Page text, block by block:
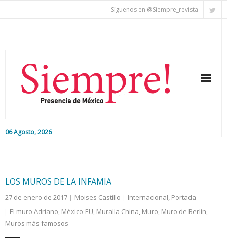
Síguenos en @Siempre_revista
06 Agosto, 2026
Nacional
Colaboradores
LOS MUROS DE LA INFAMIA
27 de enero de 2017 Moises Castillo Internacional, Portada
El muro Adriano, México-EU, Muralla China, Muro, Muro de Berlín,
Muros más famosos